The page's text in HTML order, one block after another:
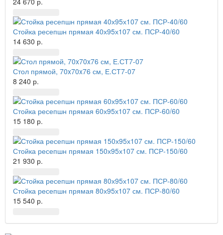
Стойка ресепшн прямая 40х95х107 см. ПСР-40/60
14 630 р.
Стол прямой, 70x70x76 см, Е.СТ7-07
8 240 р.
Стойка ресепшн прямая 60х95х107 см. ПСР-60/60
15 180 р.
Стойка ресепшн прямая 150х95х107 см. ПСР-150/60
21 930 р.
Стойка ресепшн прямая 80х95х107 см. ПСР-80/60
15 540 р.